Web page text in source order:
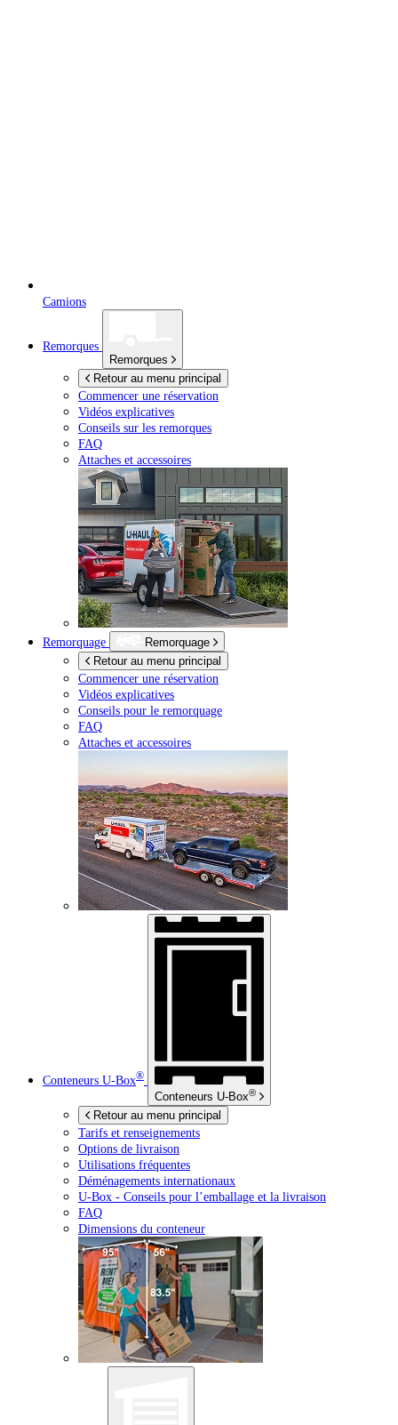
Camions
Remorques
Remorques
Retour au menu principal
Commencer une réservation
Vidéos explicatives
Conseils sur les remorques
FAQ
Attaches et accessoires
Remorquage
Remorquage
Retour au menu principal
Commencer une réservation
Vidéos explicatives
Conseils pour le remorquage
FAQ
Attaches et accessoires
Conteneurs U-Box®
Conteneurs U-Box®
Retour au menu principal
Tarifs et renseignements
Options de livraison
Utilisations fréquentes
Déménagements internationaux
U-Box - Conseils pour l’emballage et la livraison
FAQ
Dimensions du conteneur